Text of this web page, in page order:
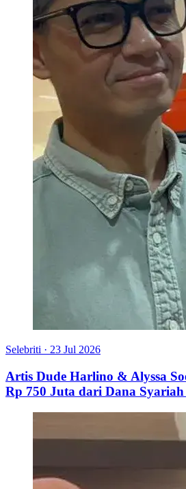
Selebriti · 23 Jul 2026
Artis Dude Harlino & Alyssa
Rp 750 Juta dari Dana Syariah